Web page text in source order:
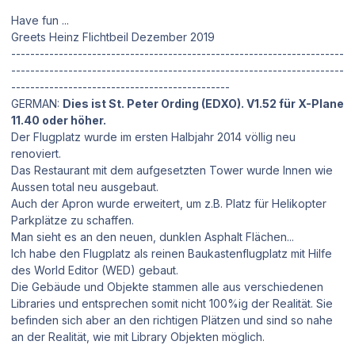
Have fun ...
Greets Heinz Flichtbeil Dezember 2019
----------------------------------------------------------------------
----------------------------------------------------------------------
----------------------------------------------
GERMAN: Dies ist St. Peter Ording (EDXO). V1.52 für X-Plane
11.40 oder höher.
Der Flugplatz wurde im ersten Halbjahr 2014 völlig neu
renoviert.
Das Restaurant mit dem aufgesetzten Tower wurde Innen wie
Aussen total neu ausgebaut.
Auch der Apron wurde erweitert, um z.B. Platz für Helikopter
Parkplätze zu schaffen.
Man sieht es an den neuen, dunklen Asphalt Flächen...
Ich habe den Flugplatz als reinen Baukastenflugplatz mit Hilfe
des World Editor (WED) gebaut.
Die Gebäude und Objekte stammen alle aus verschiedenen
Libraries und entsprechen somit nicht 100%ig der Realität. Sie
befinden sich aber an den richtigen Plätzen und sind so nahe
an der Realität, wie mit Library Objekten möglich.